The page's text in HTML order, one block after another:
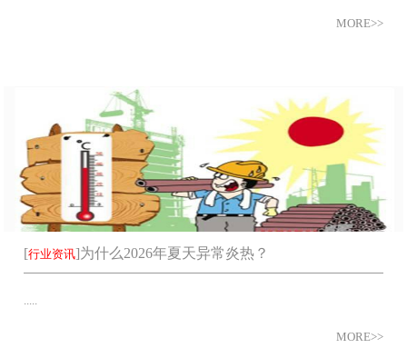
MORE>>
[行业资讯]为什么2026年夏天异常炎热？
.....
MORE>>